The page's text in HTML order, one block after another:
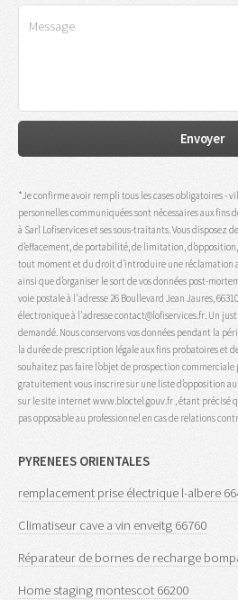
*Je confirme avoir rempli tous les cases obligatoires -
personnelles communiquées sont nécessaires aux fins
à Sarl Lofiservices et ses sous-traitants. Vous disposez
d’effacement, de portabilité, de limitation,
tout moment et du droit d’introduire une réclamation
ainsi que d’organiser le sort de vos données post-
voie postale à l'adresse 26 Boullevard Jean Jaures,
électronique à l'adresse contact@lofiservices.fr. Un
demandé. Nous conservons vos données pendant la
la durée de prescription légale aux fins probatoires et
souhaitez pas faire l’objet de prospection
gratuitement vous inscrire sur une liste d’opposition
sur le site internet www.bloctel.gouv.fr , étant précisé
pas opposable au professionnel en cas de relations
PYRENEES ORIENTALES
remplacement prise électrique l-albere
Climatiseur cave a vin enveitg 66760
Réparateur de bornes de recharge
Home staging montescot 66200